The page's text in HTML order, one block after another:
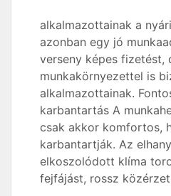
alkalmazottainak a
azonban egy jó
verseny képes fizetést,
munkakörnyezettel is
alkalmazottainak.
karbantartás A
csak akkor komfortos,
karbantartják. Az
elkoszolódott klíma
fejfájást, rossz